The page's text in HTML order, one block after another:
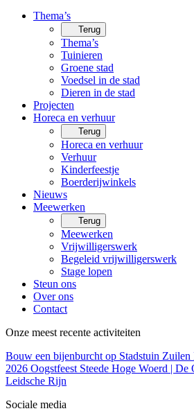
Thema’s
Terug
Thema’s
Tuinieren
Groene stad
Voedsel in de stad
Dieren in de stad
Projecten
Horeca en verhuur
Terug
Horeca en verhuur
Verhuur
Kinderfeestje
Boerderijwinkels
Nieuws
Meewerken
Terug
Meewerken
Vrijwilligerswerk
Begeleid vrijwilligerswerk
Stage lopen
Steun ons
Over ons
Contact
Onze meest recente activiteiten
Bouw een bijenburcht op Stadstuin Zuilen
2026 Oogstfeest Steede Hoge Woerd | De
Leidsche Rijn
Sociale media